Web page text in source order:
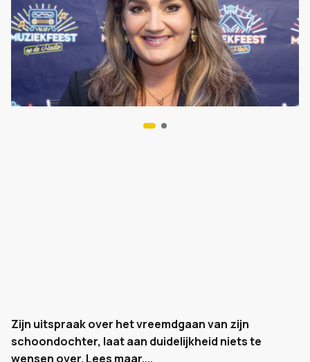
Zijn uitspraak over het vreemdgaan van zijn
schoondochter, laat aan duidelijkheid niets te
wensen over. Lees maar....